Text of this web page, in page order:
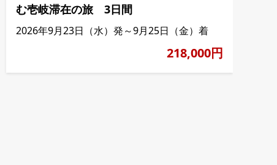
む壱岐滞在の旅 3日間
2026年9月23日（水）発～9月25日（金）着
218,000円